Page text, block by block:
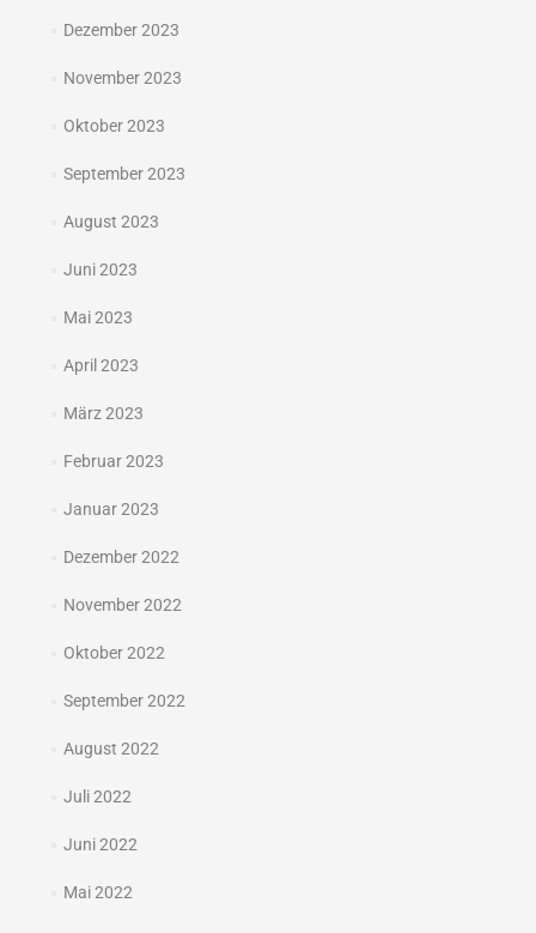
Dezember 2023
November 2023
Oktober 2023
September 2023
August 2023
Juni 2023
Mai 2023
April 2023
März 2023
Februar 2023
Januar 2023
Dezember 2022
November 2022
Oktober 2022
September 2022
August 2022
Juli 2022
Juni 2022
Mai 2022